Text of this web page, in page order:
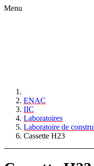
Menu
ENAC
IIC
Laboratoires
Laboratoire de
Cassette H23